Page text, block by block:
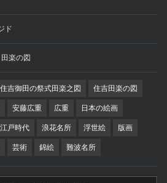
ド
楽の図
住吉御田の祭式田楽之図 住吉田楽の図
安藤広重 広重 日本の絵画
江戸時代 浪花名所 浮世絵 版画
芸術 錦絵 難波名所